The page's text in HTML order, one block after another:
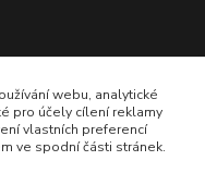
webu, analytické
pro účely cílení reklamy
vlastních preferencí
ve spodní části stránek.